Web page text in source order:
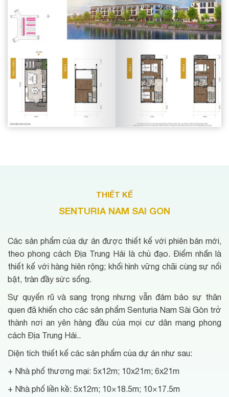
THIẾT KẾ
SENTURIA NAM SAI GON
Các sản phẩm của dự án được thiết kế với phiên bản mới,
theo phong cách Địa Trung Hải là chủ đạo. Điểm nhấn là
thiết kế với hàng hiên rộng; khối hình vững chãi cùng sự nổi
bật, tràn đầy sức sống.
Sự quyến rũ và sang trọng nhưng vẫn đảm bảo sự thân
quen đã khiến cho các sản phẩm Senturia Nam Sài Gòn trở
thành nơi an yên hàng đầu của mọi cư dân mang phong
cách Địa Trung Hải..
Diện tích thiết kế các sản phẩm của dự án như sau:
+ Nhà phố thương mại: 5x12m; 10x21m; 6x21m
+ Nhà phố liền kề: 5x12m; 10×18.5m; 10×17.5m